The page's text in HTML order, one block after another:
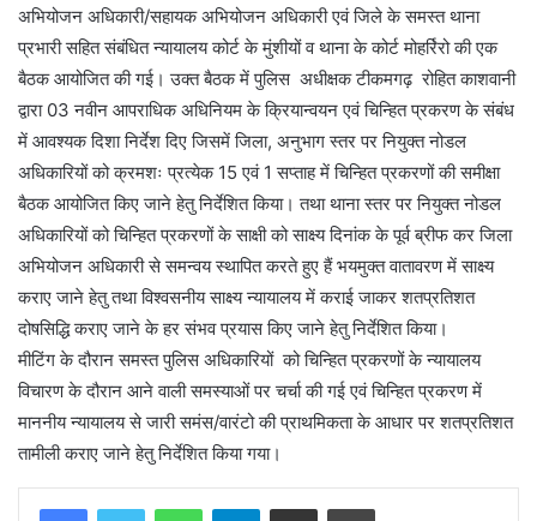
अभियोजन अधिकारी/सहायक अभियोजन अधिकारी एवं जिले के समस्त थाना
प्रभारी सहित संबंधित न्यायालय कोर्ट के मुंशीयों व थाना के कोर्ट मोहर्रिरो की एक
बैठक आयोजित की गई। उक्त बैठक में पुलिस अधीक्षक टीकमगढ़ रोहित काशवानी
द्वारा 03 नवीन आपराधिक अधिनियम के क्रियान्वयन एवं चिन्हित प्रकरण के संबंध
में आवश्यक दिशा निर्देश दिए जिसमें जिला, अनुभाग स्तर पर नियुक्त नोडल
अधिकारियों को क्रमशः प्रत्येक 15 एवं 1 सप्ताह में चिन्हित प्रकरणों की समीक्षा
बैठक आयोजित किए जाने हेतु निर्देशित किया। तथा थाना स्तर पर नियुक्त नोडल
अधिकारियों को चिन्हित प्रकरणों के साक्षी को साक्ष्य दिनांक के पूर्व ब्रीफ कर जिला
अभियोजन अधिकारी से समन्वय स्थापित करते हुए हैं भयमुक्त वातावरण में साक्ष्य
कराए जाने हेतु तथा विश्वसनीय साक्ष्य न्यायालय में कराई जाकर शतप्रतिशत
दोषसिद्धि कराए जाने के हर संभव प्रयास किए जाने हेतु निर्देशित किया।
मीटिंग के दौरान समस्त पुलिस अधिकारियों को चिन्हित प्रकरणों के न्यायालय
विचारण के दौरान आने वाली समस्याओं पर चर्चा की गई एवं चिन्हित प्रकरण में
माननीय न्यायालय से जारी समंस/वारंटो की प्राथमिकता के आधार पर शतप्रतिशत
तामीली कराए जाने हेतु निर्देशित किया गया।
WhatsAppTelegramShare via Email Print